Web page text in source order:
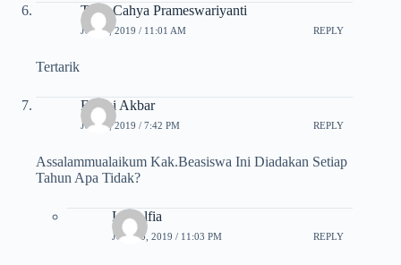
Tiara Cahya Prameswariyanti
JULI 4, 2019 / 11:01 AM REPLY
Tertarik
Fillahi Akbar
JULI 7, 2019 / 7:42 PM REPLY
Assalammualaikum Kak.Beasiswa Ini Diadakan Setiap
Tahun Apa Tidak?
Lia Alfia
JULI 10, 2019 / 11:03 PM REPLY